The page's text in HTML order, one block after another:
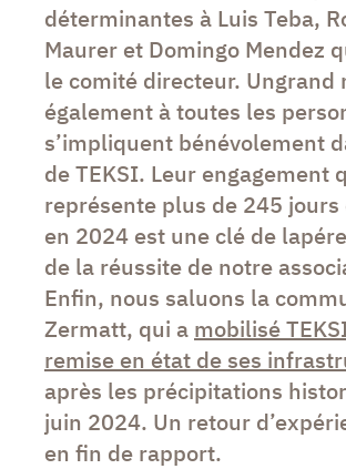
déterminantes à Luis Teba,
Maurer et Domingo Mendez
le comité directeur. Ungrand
également à toutes les
s’impliquent bénévolement
de TEKSI. Leur engagement
représente plus de 245 jours
en 2024 est une clé de
de la réussite de notre
Enfin, nous saluons la
Zermatt, qui a mobilisé
remise en état de ses
après les précipitations
juin 2024. Un retour
en fin de rapport.